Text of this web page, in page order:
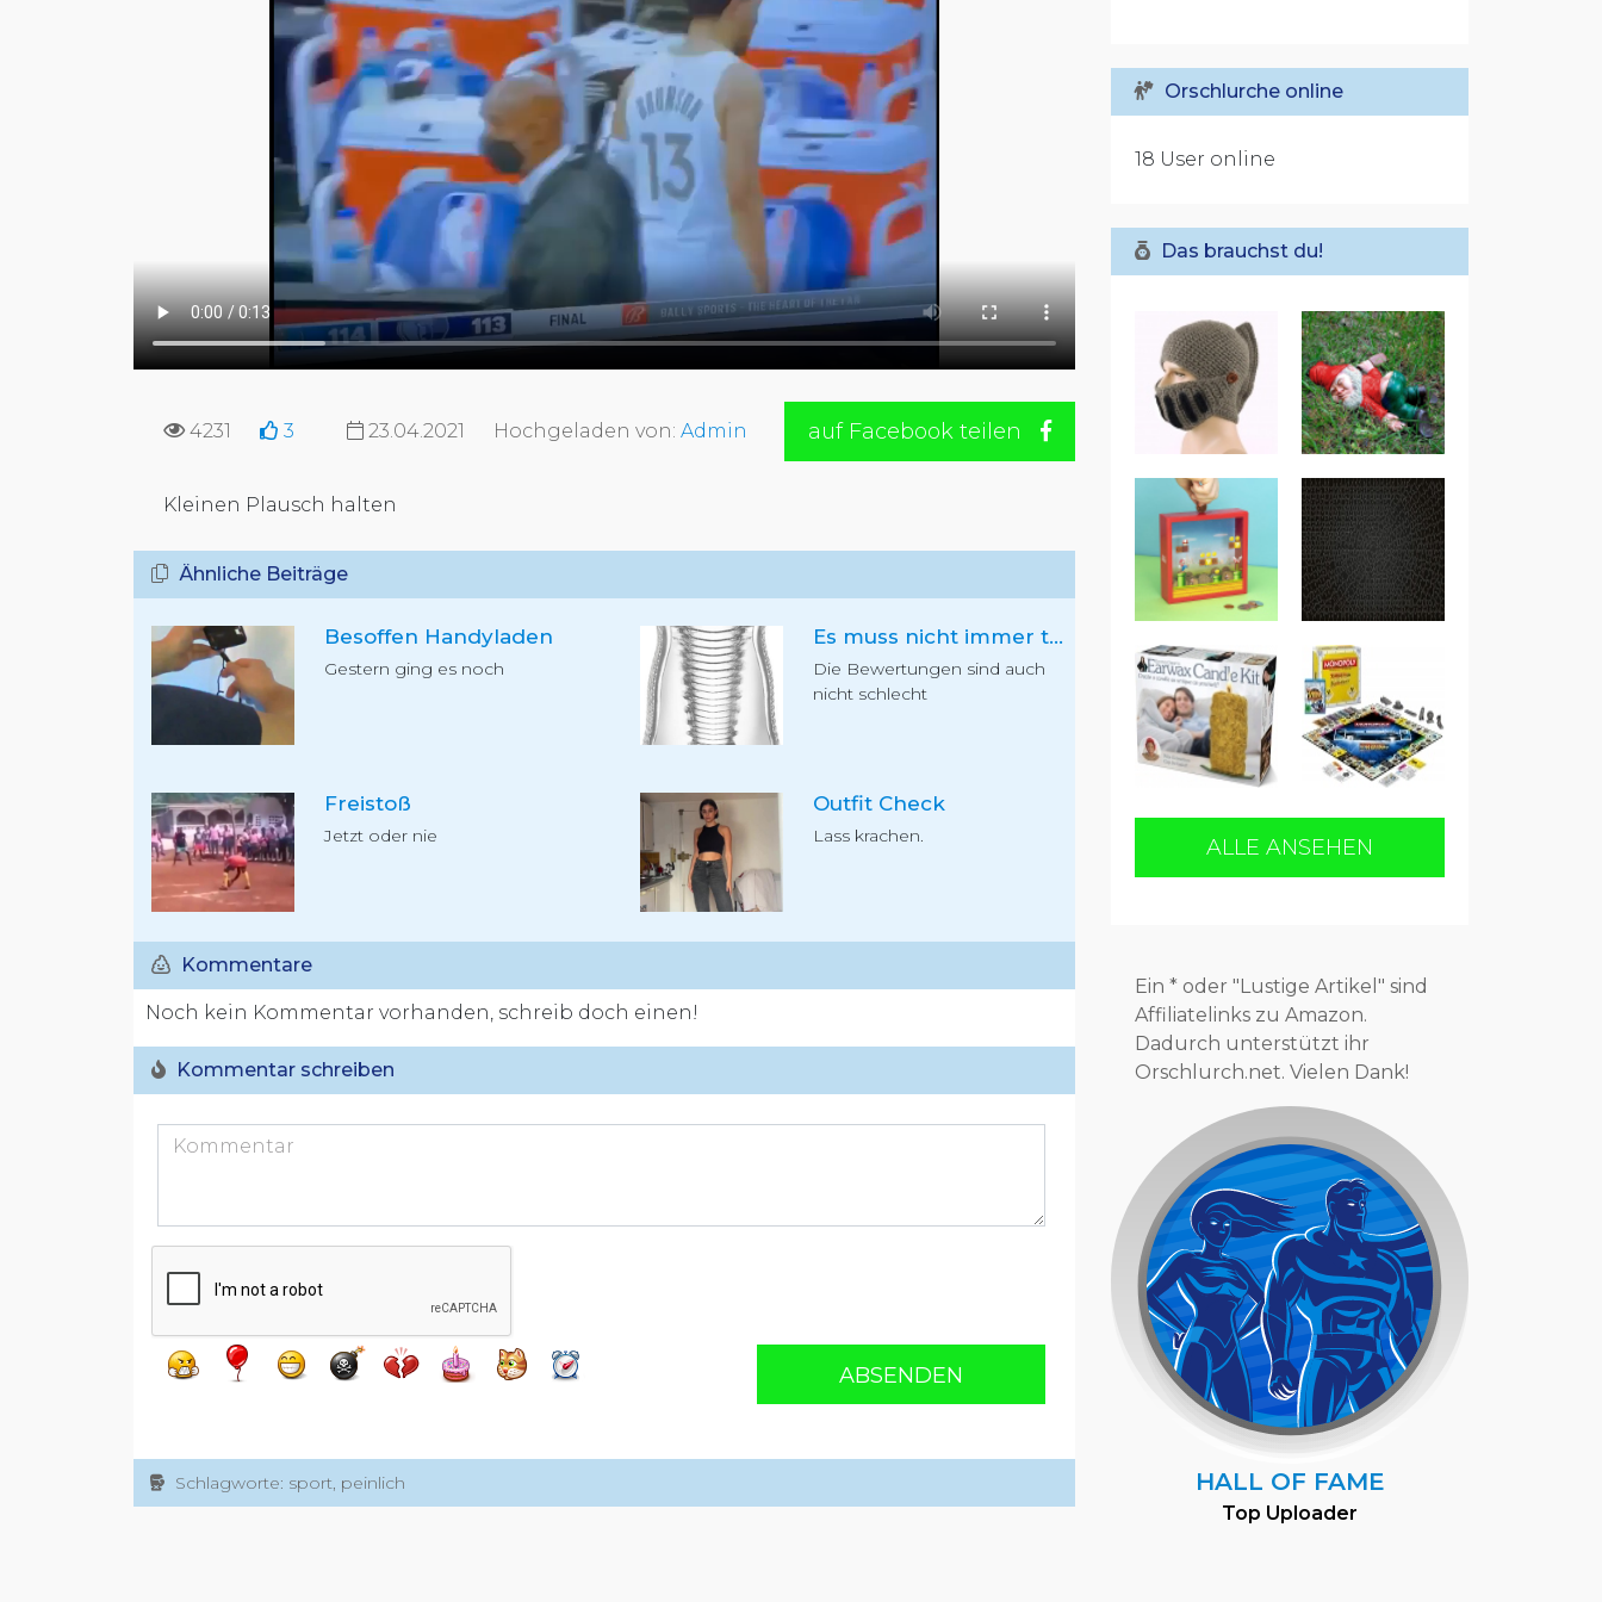
4231 3 23.04.2021 Hochgeladen von: Admin auf Facebook teilen
Kleinen Plausch halten
Ähnliche Beiträge
Besoffen Handyladen
Gestern ging es noch
Es muss nicht immer teuer sein
Die Bewertungen sind auch
nicht schlecht
Freistoß
Jetzt oder nie
Outfit Check
Lass krachen.
Kommentare
Noch kein Kommentar vorhanden, schreib doch einen!
Kommentar schreiben
ABSENDEN
Schlagworte: sport, peinlich
Orschlurche online
18 User online
Das brauchst du!
ALLE ANSEHEN
Ein * oder "Lustige Artikel" sind
Affiliatelinks zu Amazon.
Dadurch unterstützt ihr
Orschlurch.net. Vielen Dank!
HALL OF FAME
Top Uploader